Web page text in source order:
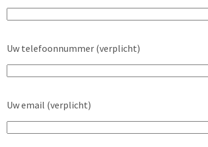
Uw telefoonnummer (verplicht)
Uw email (verplicht)